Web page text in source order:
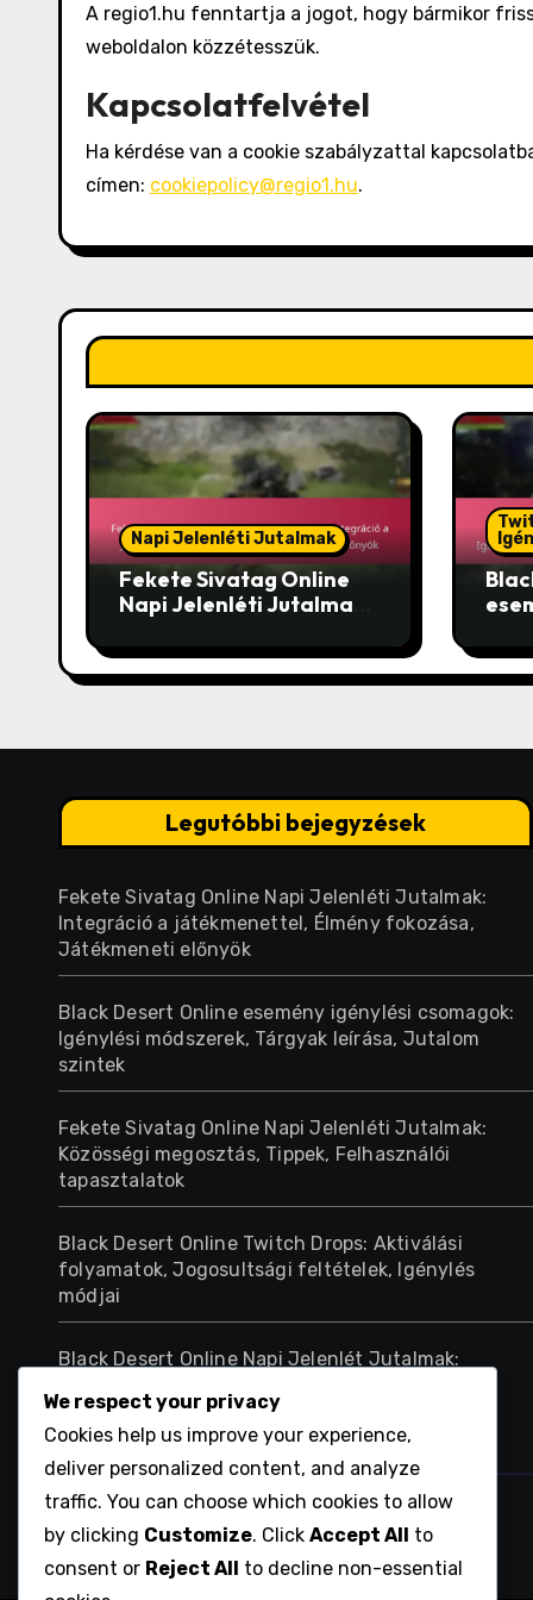
A regio1.hu fenntartja a jogot, hogy bármikor
weboldalon közzétesszük.
Kapcsolatfelvétel
Ha kérdése van a cookie szabályzattal
címen: cookiepolicy@regio1.hu.
Napi Jelenléti Jutalmak
Fekete Sivatag Online
Napi Jelenléti Jutalmak:
játékmenettel, Élmény
fokozása, Játékmeneti
Legutóbbi bejegyzések
Fekete Sivatag Online Napi Jelenléti Jutalmak:
Integráció a játékmenettel, Élmény fokozása,
Játékmeneti előnyök
Black Desert Online esemény igénylési csomagok:
Igénylési módszerek, Tárgyak leírása, Jutalom
szintek
Fekete Sivatag Online Napi Jelenléti Jutalmak:
Közösségi megosztás, Tippek, Felhasználói
tapasztalatok
Black Desert Online Twitch Drops: Aktiválási
folyamatok, Jogosultsági feltételek, Igénylés
módjai
Black Desert Online Napi Jelenlét Jutalmak:
különbségek
regio1.hu
We respect your privacy
Cookies help us improve your experience,
deliver personalized content, and analyze
traffic. You can choose which cookies to allow
by clicking Customize. Click Accept All
to
consent or Reject All
to decline non-essential